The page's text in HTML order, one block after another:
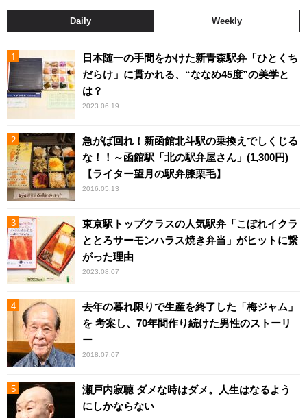
Daily Weekly
日本随一の手間をかけた新青森駅弁「ひとくち
だらけ」に貫かれる、“ななめ45度”の美学と
は？
2023.06.19
急がば回れ！新函館北斗駅の乗換えでしくじる
な！！～函館駅「北の駅弁屋さん」(1,300円)
【ライター望月の駅弁膝栗毛】
2016.05.13
東京駅トップクラスの人気駅弁「こぼれイクラ
ととろサーモンハラス焼き弁当」がヒットに繋
がった理由
2023.08.07
去年の暮れ限りで生産を終了した「梅ジャム」
を 考案し、70年間作り続けた男性のストーリ
ー
2018.07.07
瀬戸内寂聴 ダメな時はダメ。人生はなるよう
にしかならない